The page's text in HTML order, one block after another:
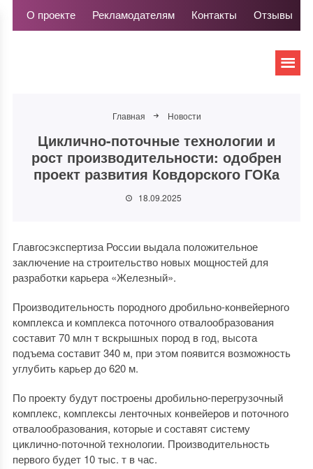
О проекте Рекламодателям Контакты Отзывы
Главная Новости
Циклично-поточные технологии и
рост производительности: одобрен
проект развития Ковдорского ГОКа
18.09.2025
Главгосэкспертиза России выдала положительное
заключение на строительство новых мощностей для
разработки карьера «Железный».
Производительность породного дробильно-конвейерного
комплекса и комплекса поточного отвалообразования
составит 70 млн т вскрышных пород в год, высота
подъема составит 340 м, при этом появится возможность
углубить карьер до 620 м.
По проекту будут построены дробильно-перегрузочный
комплекс, комплексы ленточных конвейеров и поточного
отвалообразования, которые и составят систему
циклично-поточной технологии. Производительность
первого будет 10 тыс. т в час.